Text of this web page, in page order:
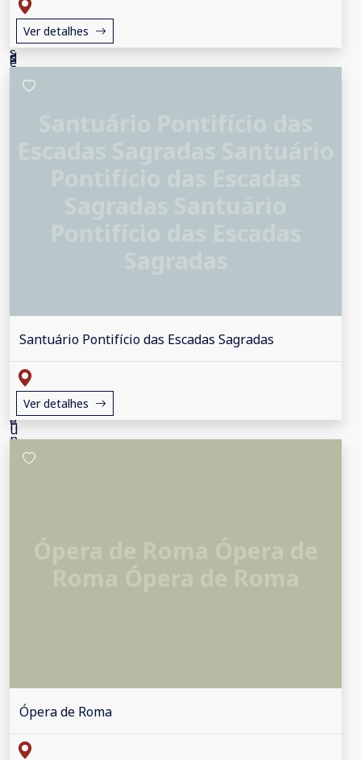
Ver detalhes
Santuário Pontifício das Escadas Sagradas
Ver detalhes
Ópera de Roma